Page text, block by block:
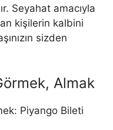
Seyahat amacıyla
kişilerin kal­bini
sizden
Almak